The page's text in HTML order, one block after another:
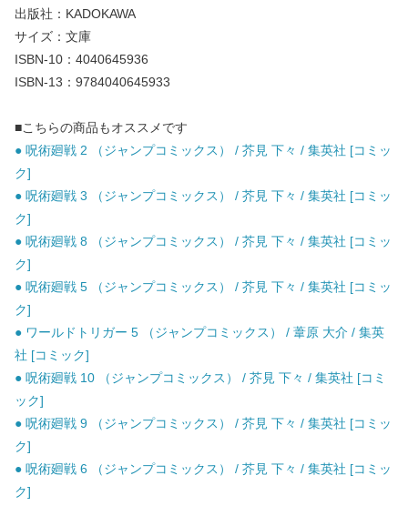
出版社：KADOKAWA
サイズ：文庫
ISBN-10：4040645936
ISBN-13：9784040645933
■こちらの商品もオススメです
● 呪術廻戦 2 （ジャンプコミックス） / 芥見 下々 / 集英社 [コミッ
ク]
● 呪術廻戦 3 （ジャンプコミックス） / 芥見 下々 / 集英社 [コミッ
ク]
● 呪術廻戦 8 （ジャンプコミックス） / 芥見 下々 / 集英社 [コミッ
ク]
● 呪術廻戦 5 （ジャンプコミックス） / 芥見 下々 / 集英社 [コミッ
ク]
● ワールドトリガー 5 （ジャンプコミックス） / 葦原 大介 / 集英
社 [コミック]
● 呪術廻戦 10 （ジャンプコミックス） / 芥見 下々 / 集英社 [コミ
ック]
● 呪術廻戦 9 （ジャンプコミックス） / 芥見 下々 / 集英社 [コミッ
ク]
● 呪術廻戦 6 （ジャンプコミックス） / 芥見 下々 / 集英社 [コミッ
ク]